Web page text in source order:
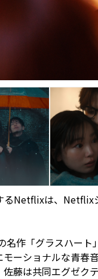
るNetflixは、Netflix
作「グラスハー
ーショナルな青春
藤は共同エグゼク